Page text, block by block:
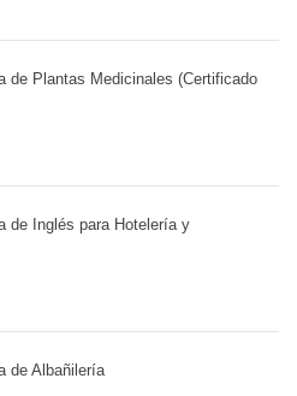
de Plantas Medicinales (Certificado
de Inglés para Hotelería y
de Albañilería